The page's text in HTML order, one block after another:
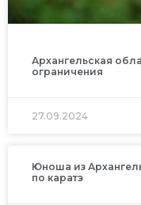
Архангельская
ограничения
27.09.2024
Юноша из
по каратэ